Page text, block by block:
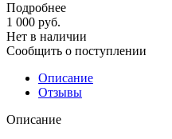
Подробнее
1 000 руб.
Нет в наличии
Сообщить о поступлении
Описание
Отзывы
Описание